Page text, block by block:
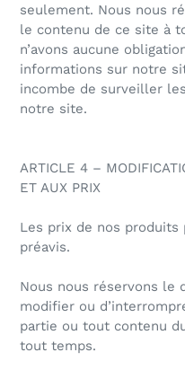
seulement. Nous nous
le contenu de ce site à
n’avons aucune
informations sur notre
incombe de surveiller
notre site.
ARTICLE 4 –
ET AUX PRIX
Les prix de nos
préavis.
Nous nous réservons le
modifier ou
partie ou tout contenu
tout temps.